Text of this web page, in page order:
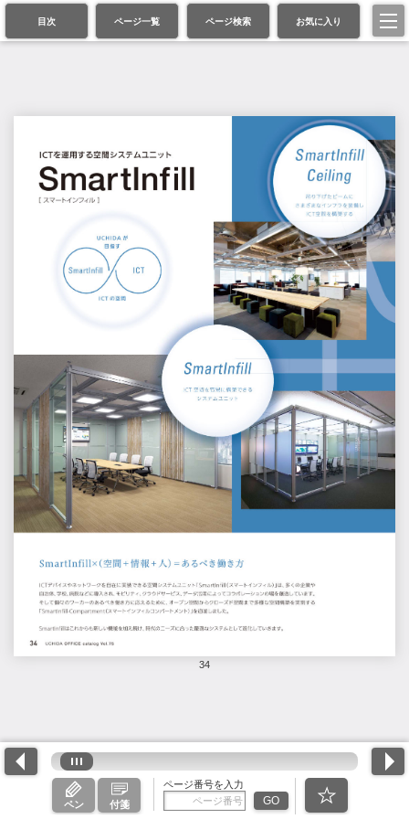
目次 ページ一覧 ページ検索 お気に入り
34
ペン 付箋
ページ番号を入力
GO